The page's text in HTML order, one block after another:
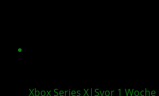
Xbox Series X|Svor 1 Woche